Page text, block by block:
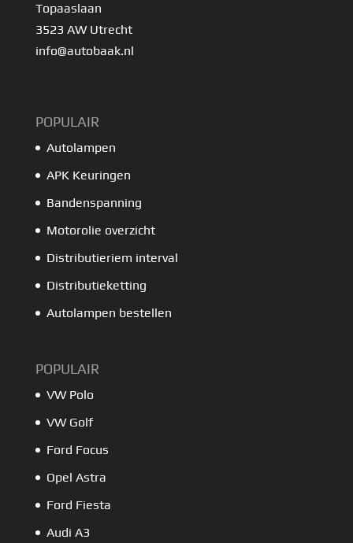
Topaaslaan
3523 AW Utrecht
info@autobaak.nl
POPULAIR
Autolampen
APK Keuringen
Bandenspanning
Motorolie overzicht
Distributieriem interval
Distributieketting
Autolampen bestellen
POPULAIR
VW Polo
VW Golf
Ford Focus
Opel Astra
Ford Fiesta
Audi A3